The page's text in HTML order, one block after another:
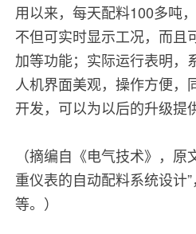
用以来，每天配料100多吨
不但可实时显示工况，而且
加等功能；实际运行表明，
人机界面美观，操作方便，
开发，可以为以后的升级提
（摘编自《电气技术》，
重仪表的自动配料系统设计
等。）